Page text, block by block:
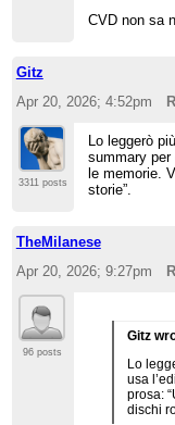
CVD non sa
Gitz
Apr 20, 2026; 4:52pm
3311 posts
Lo leggerò
summary per
le memorie.
storie”.
TheMilanese
Apr 20, 2026; 9:27pm
96 posts
Gitz
Lo
usa
prosa:
dischi